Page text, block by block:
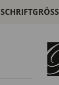
SCHRIFTGRÖSSE